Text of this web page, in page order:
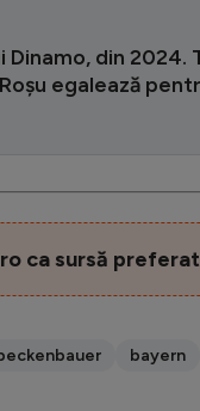
Dinamo, din
egalează
ca sursă
bayern